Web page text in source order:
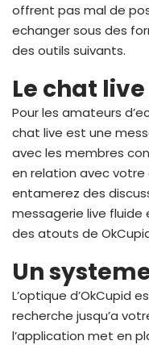
offrent pas mal de
echanger sous des
des outils suivants.
Le chat live
Pour les amateurs
chat live est une
avec les membres
en relation avec votre
entamerez des
messagerie live fluide
des atouts de
Un
L’optique d’OkCupid
recherche jusqu’a
l’application met en